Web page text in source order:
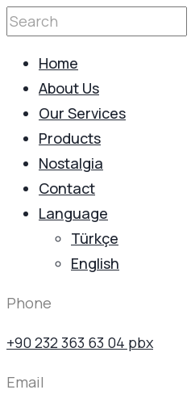
Home
About Us
Our Services
Products
Nostalgia
Contact
Language
Türkçe
English
Phone
+90 232 363 63 04 pbx
Email